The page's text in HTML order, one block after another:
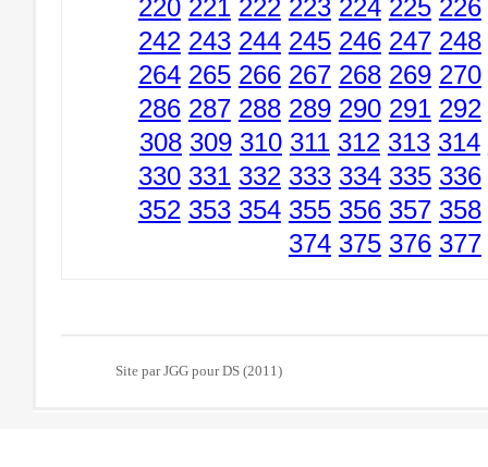
220 221 222 223 224 225 226
242 243 244 245 246 247 248
264 265 266 267 268 269 270
286 287 288 289 290 291 292
308 309 310 311 312 313 314
330 331 332 333 334 335 336
352 353 354 355 356 357 358
374 375 376 377
Site par JGG pour DS (2011)